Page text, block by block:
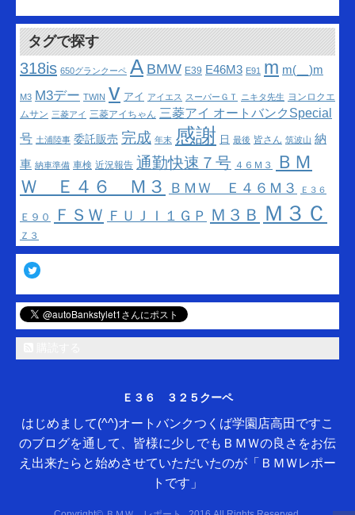
タグで探す
318is 650グランクーペ A BMW E39 E46M3 E91 m m(__)m
M3 M3デー TWIN v アイ アイエス スーパーＧＴ ニキタ先生 ヨンロクエ
ムサン 三菱アイ 三菱アイちゃん 三菱アイ オートバンクSpecial
号 土浦陸事 委託販売 完成 年末 感謝 日 最後 皆さん 筑波山 納
車 納車準備 車検 近況報告 通勤快速７号 ４６Ｍ３
ＢＭ
Ｗ Ｅ４６ Ｍ３
ＢＭＷ Ｅ４６Ｍ３ Ｅ３６
Ｅ９０ ＦＳＷ ＦＵＪＩ１ＧＰ Ｍ３Ｂ Ｍ３Ｃ
Ｚ３
Twitter
Ｅ３６ ３２５クーペ
はじめまして(^^)オートバンクつくば学園店高田ですこ
のブログを通して、皆様に少しでもＢＭＷの良さをお伝
え出来たらと始めさせていただいたのが「ＢＭＷレポー
トです」